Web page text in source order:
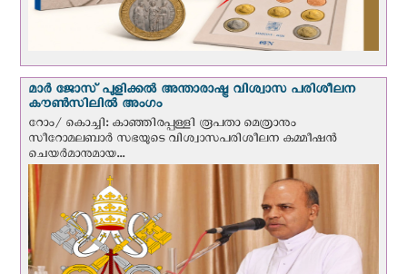
മാർ ജോസ് പുളിക്കൽ അന്താരാഷ്ട്ര വിശ്വാസ പരിശീലന
കൗൺസിലിൽ അംഗം
റോം/ കൊച്ചി: കാഞ്ഞിരപ്പള്ളി രൂപതാ മെത്രാനും
സീറോമലബാർ സഭയുടെ വിശ്വാസപരിശീലന കമ്മീഷൻ
ചെയർമാനുമായ...